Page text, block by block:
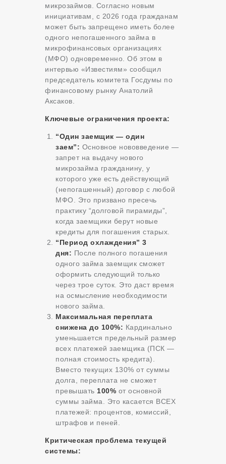
микрозаймов. Согласно новым
инициативам, с 2026 года гражданам
может быть запрещено иметь более
одного непогашенного займа в
микрофинансовых организациях
(МФО) одновременно. Об этом в
интервью «Известиям» сообщил
председатель комитета Госдумы по
финансовому рынку Анатолий
Аксаков.
Ключевые ограничения проекта:
“Один заемщик — один
заем”: Основное нововведение —
запрет на выдачу нового
микрозайма гражданину, у
которого уже есть действующий
(непогашенный) договор с любой
МФО. Это призвано пресечь
практику “долговой пирамиды”,
когда заемщики берут новые
кредиты для погашения старых.
“Период охлаждения” 3
дня: После полного погашения
одного займа заемщик сможет
оформить следующий только
через трое суток. Это даст время
на осмысление необходимости
нового займа.
Максимальная переплата
снижена до 100%: Кардинально
уменьшается предельный размер
всех платежей заемщика (ПСК —
полная стоимость кредита).
Вместо текущих 130% от суммы
долга, переплата не сможет
превышать 100% от основной
суммы займа. Это касается ВСЕХ
платежей: процентов, комиссий,
штрафов и пеней.
Критическая проблема текущей
системы: